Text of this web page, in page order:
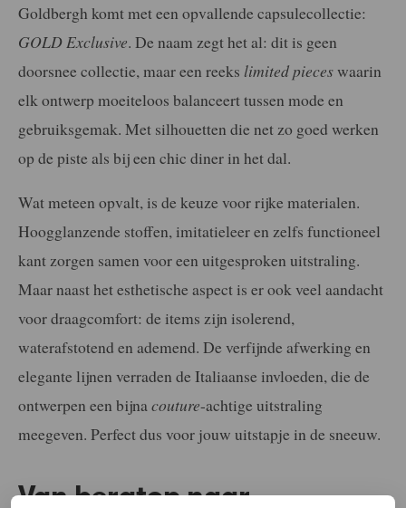
Goldbergh komt met een opvallende capsulecollectie:
GOLD Exclusive. De naam zegt het al: dit is geen
doorsnee collectie, maar een reeks limited pieceswaarin
elk ontwerp moeiteloos balanceert tussen mode en
gebruiksgemak. Met silhouetten die net zo goed werken
op de piste als bij een chic diner in het dal.
Wat meteen opvalt, is de keuze voor rijke materialen.
Hoogglanzende stoffen, imitatieleer en zelfs functioneel
kant zorgen samen voor een uitgesproken uitstraling.
Maar naast het esthetische aspect is er ook veel aandacht
voor draagcomfort: de items zijn isolerend,
waterafstotend en ademend. De verfijnde afwerking en
elegante lijnen verraden de Italiaanse invloeden, die de
ontwerpen een bijnacouture-achtige uitstraling
meegeven. Perfect dus voor jouw uitstapje in de sneeuw.
Van bergtop naar